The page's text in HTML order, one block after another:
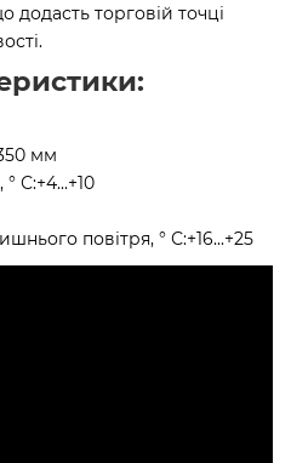
додасть торговій точці
мм
° С:+4...+10
повітря, ° С:+16...+25